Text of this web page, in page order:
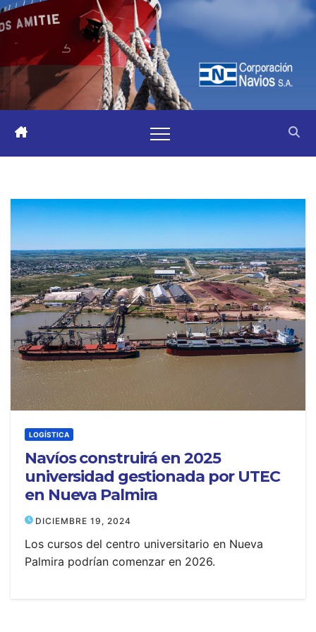
LOGÍSTICA
Navíos construirá en 2025
universidad gestionada por UTEC
en Nueva Palmira
DICIEMBRE 19, 2024
Los cursos del centro universitario en Nueva
Palmira podrían comenzar en 2026.